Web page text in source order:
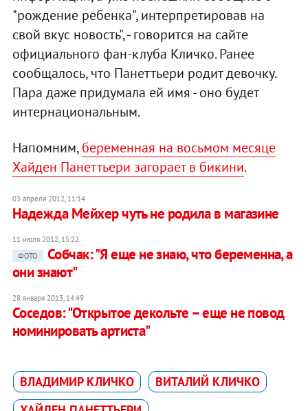
"рождение ребенка", интерпретировав на
свой вкус новость", - говорится на сайте
официального фан-клуба Кличко. Ранее
сообщалось, что Панеттьери родит девочку.
Пара даже придумала ей имя - оно будет
интернациональным.
Напомним,беременная на восьмом месяце
Хайден Панеттьери загорает в бикини.
03 апреля 2012, 11:14
Надежда Мейхер чуть не родила в магазине
11 июля 2012, 15:22
ФОТО
Собчак: "Я еще не знаю, что беременна, а
они знают"
28 января 2013, 14:49
Соседов: "Открытое декольте – еще не повод
номинировать артиста"
ВЛАДИМИР КЛИЧКО
ВИТАЛИЙ КЛИЧКО